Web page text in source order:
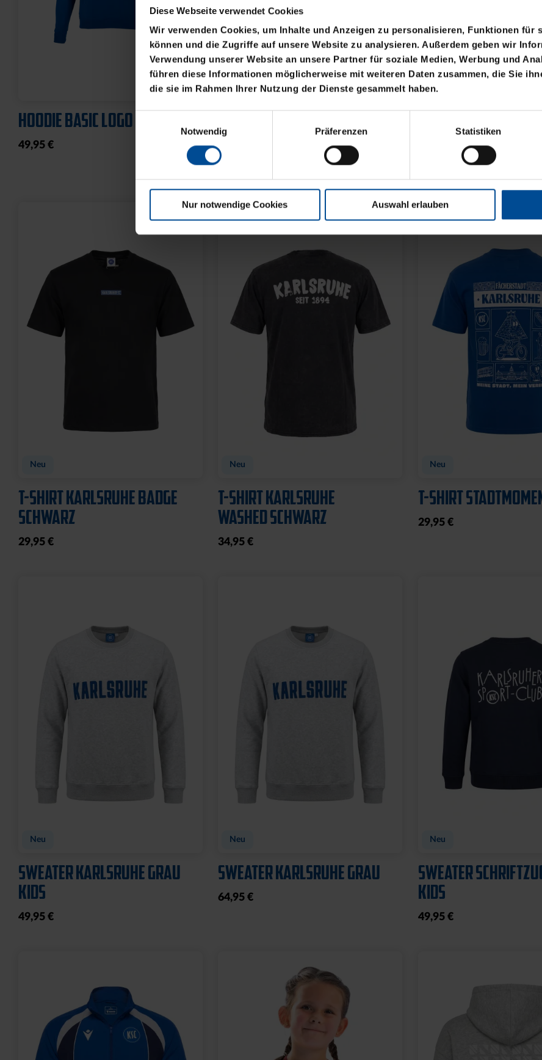
Diese Webseite verwendet Cookies
Wir verwenden Cookies, um Inhalte und Anzeigen zu personalisieren, Funktionen für
können und die Zugriffe auf unsere Website zu analysieren. Außerdem geben wir
Verwendung unserer Website an unsere Partner für soziale Medien, Werbung und
führen diese Informationen möglicherweise mit weiteren Daten zusammen, die Sie
die sie im Rahmen Ihrer Nutzung der Dienste gesammelt haben.
Notwendig
Präferenzen Statistiken
Nur notwendige Cookies Auswahl erlauben
HOODIE BASIC LOGO KLEIN
49,95 € 21,95 €
Ausverkauft
RPET SCHWARZ
49,95 €
30 Tage Bestpreis: 10,00 €
Neu
T-SHIRT KARLSRUHE BADGE
SCHWARZ
29,95 €
Neu
T-SHIRT KARLSRUHE
WASHED SCHWARZ
34,95 €
Neu
T-SHIRT
29,95 €
Neu
SWEATER KARLSRUHE GRAU
KIDS
49,95 €
Neu
SWEATER KARLSRUHE GRAU
64,95 €
Neu
SWEATER
KIDS
49,95 €